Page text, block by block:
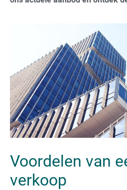
Voordelen van
verkoop